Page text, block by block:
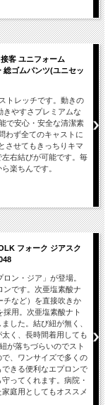
客 ユニフォーム
総ゴムパンツ(ユニセッ
トレッチです。動きの
きやすさプレミアムな
で安心・安全な清潔素
わず全てのキャストに
させてもきっちりキマ
右結びが可能です。毎
楽ちんです。
フォーク ジアスク
ン・ジア」が登場。
ンです。次亜塩素酸ナ
チなど）を直接吹きか
用。次亜塩素酸ナト
した。結び紐が無く、
く、長時間着用しても
が落ちづらいのでスト
、ワンサイズで多くの
きる便利なエプロンで
ってくれます。病院・
庭用としてもオススメ